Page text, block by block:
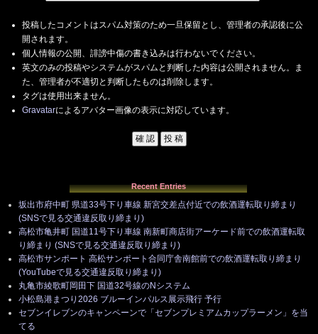
投稿したコメントはスパム対策のため一旦保留とし、管理者の承認後に公
開されます。
個人情報の公開、誹謗中傷の書き込みは行わないでください。
英文のみの投稿やシステムがスパムと判断した内容は公開されません。ま
た、管理者が不適切と判断したものは削除します。
タグは使用出来ません。
Gravatarによるアバター画像の表示に対応しています。
Recent Entries
坂出市府中町 県道33号下り車線 新宮交差点付近での飲酒運転取り締まり
(SNSで見る交通違反取り締まり)
高松市亀井町 国道11号下り車線 南新町商店街アーケード前での飲酒運転取
り締まり (SNSで見る交通違反取り締まり)
高松市サンポート 高松サンポート合同庁舎南館前での飲酒運転取り締まり
(YouTubeで見る交通違反取り締まり)
丸亀市綾歌町岡田下 国道32号線のNシステム
小松島港まつり2026 ブルーインパルス展示飛行 予行
セブンイレブンのキャンペーンで「セブンプレミアムカップラーメン」を当
てる